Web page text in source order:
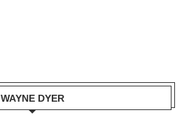
WAYNE DYER